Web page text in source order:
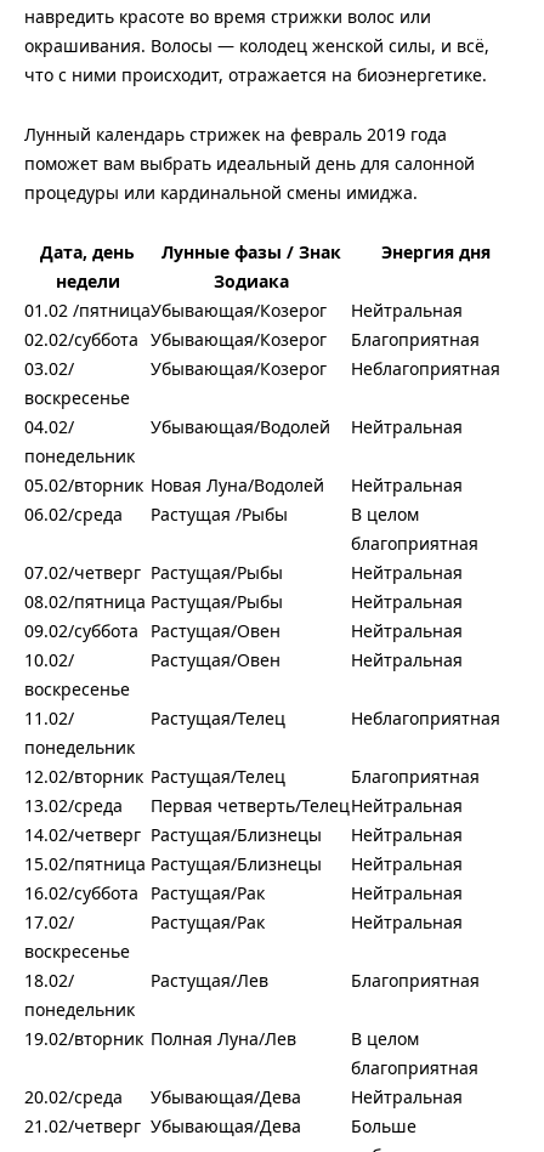
навредить красоте во время стрижки волос или
окрашивания. Волосы — колодец женской силы, и всё,
что с ними происходит, отражается на биоэнергетике.
Лунный календарь стрижек на февраль 2019 года
поможет вам выбрать идеальный день для салонной
процедуры или кардинальной смены имиджа.
Дата, день
недели
Лунные фазы / Знак
Зодиака
Энергия дня
01.02 /пятницаУбывающая/Козерог
Нейтральная
02.02/суббота Убывающая/Козерог
Благоприятная
03.02/
воскресенье
Убывающая/Козерог Неблагоприятная
04.02/
понедельник
Убывающая/Водолей Нейтральная
05.02/вторник Новая Луна/Водолей
Нейтральная
06.02/среда
Растущая /Рыбы
В целом
благоприятная
07.02/четверг Растущая/Рыбы
Нейтральная
08.02/пятница Растущая/Рыбы
Нейтральная
09.02/суббота
Растущая/Овен
Нейтральная
10.02/
воскресенье
Растущая/Овен Нейтральная
11.02/
понедельник
Растущая/Телец Неблагоприятная
12.02/вторник Растущая/Телец
Благоприятная
13.02/среда
Первая четверть/ТелецНейтральная
14.02/четверг Растущая/Близнецы
Нейтральная
15.02/пятница Растущая/Близнецы
Нейтральная
16.02/суббота
Растущая/Рак
Нейтральная
17.02/
воскресенье
Растущая/Рак Нейтральная
18.02/
понедельник
Растущая/Лев Благоприятная
19.02/вторник Полная Луна/Лев
В целом
благоприятная
20.02/среда
Убывающая/Дева
Нейтральная
21.02/четверг Убывающая/Дева
Больше